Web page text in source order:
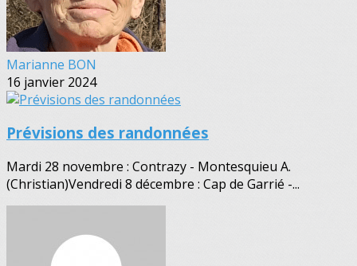
Marianne BON
16 janvier 2024
Prévisions des randonnées
Mardi 28 novembre : Contrazy - Montesquieu A.
(Christian)Vendredi 8 décembre : Cap de Garrié -...